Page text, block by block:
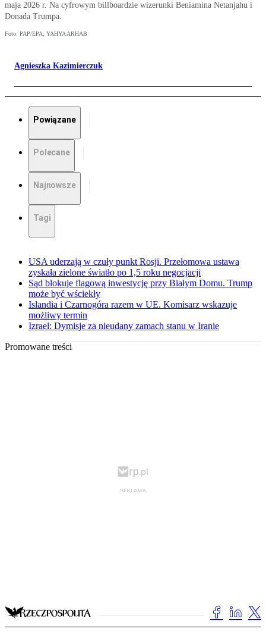
maja 2026 r. Na cyfrowym billboardzie wizerunki Beniamina Netanjahu i
Donada Trumpa.
Foto: PAP/EPA, YAHYA ARHAB
Agnieszka Kazimierczuk
Powiązane
Polecane
Najnowsze
Tagi
USA uderzają w czuły punkt Rosji. Przełomowa ustawa
zyskała zielone światło po 1,5 roku negocjacji
Sąd blokuje flagową inwestycję przy Białym Domu. Trump
może być wściekły
Islandia i Czarnogóra razem w UE. Komisarz wskazuje
możliwy termin
Izrael: Dymisje za nieudany zamach stanu w Iranie
Promowane treści